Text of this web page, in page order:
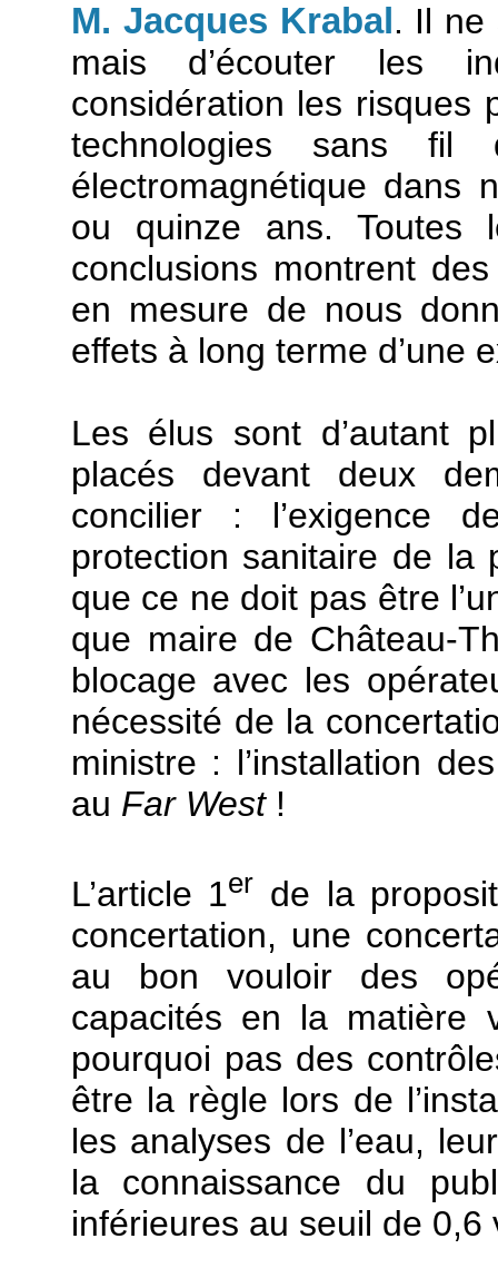
M. Jacques Krabal . Il ne
mais d’écouter les
considération les risques
technologies sans fil
électromagnétique dans
ou quinze ans. Toutes
conclusions montrent
en mesure de nous
effets à long terme d’une
Les élus sont d’autant
placés devant deux
concilier : l’exigence
protection sanitaire de la
que ce ne doit pas être
que maire de Château-
blocage avec les
nécessité de la
ministre : l’installation
au Far West !
L’article 1er de la
concertation, une
au bon vouloir des
capacités en la matière
pourquoi pas des
être la règle lors de
les analyses de l’eau,
la connaissance du
inférieures au seuil de 0,6